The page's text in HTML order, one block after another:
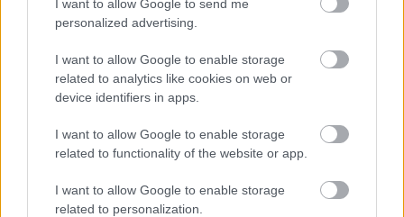
I want to allow Google to send me
personalized advertising.
I want to allow Google to enable storage
related to analytics like cookies on web or
device identifiers in apps.
I want to allow Google to enable storage
related to functionality of the website or app.
I want to allow Google to enable storage
related to personalization.
53 éves korában meghalt George Michael, írja a BBC
az énekes sajtósára hivatkozva. A sztár állítólag
George Michaelt megint kórházba
szállították